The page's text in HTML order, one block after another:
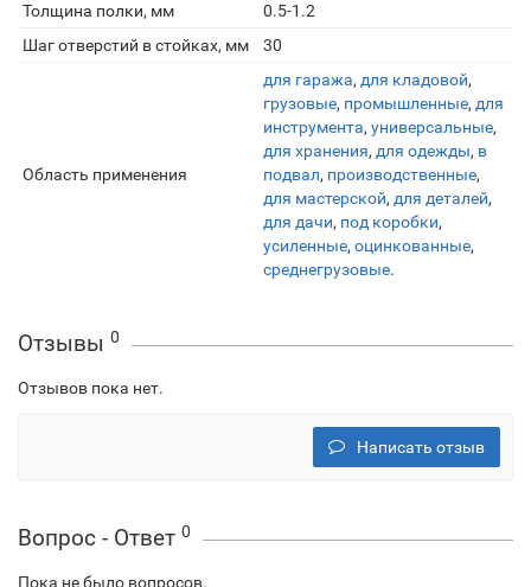
Толщина полки, мм
0.5-1.2
Шаг отверстий в стойках, мм
30
Область применения
для гаража, для кладовой,
грузовые, промышленные, для
инструмента, универсальные,
для хранения, для одежды, в
подвал, производственные,
для мастерской, для деталей,
для дачи, под коробки,
усиленные, оцинкованные,
среднегрузовые.
Отзывы 0
Отзывов пока нет.
Написать отзыв
Вопрос - Ответ 0
Пока не было вопросов.